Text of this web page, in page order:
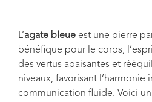
L’agate bleue est une pierre
bénéfique pour le corps,
des vertus apaisantes et
niveaux, favorisant l’harmonie
communication fluide. Voici